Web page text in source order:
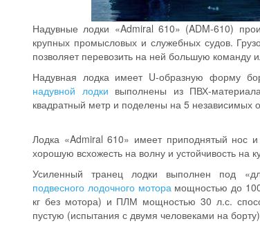
Надувные лодки «Admiral 610» (ADM-610)
крупных промысловых и служебных судов.
позволяет перевозить на ней большую команду
Надувная лодка имеет U-образную форму
надувной лодки выполнены из ПВХ-
квадратный метр и поделены на 5 независимых
Лодка «Admiral 610» имеет приподнятый нос
хорошую всхожесть на волну и устойчивость на
Усиленный транец лодки выполнен под
подвесного лодочного моторамощностью до 100
кг без мотора) и ПЛМ мощностью 30 л.с.
пустую (испытания с двумя человеками на